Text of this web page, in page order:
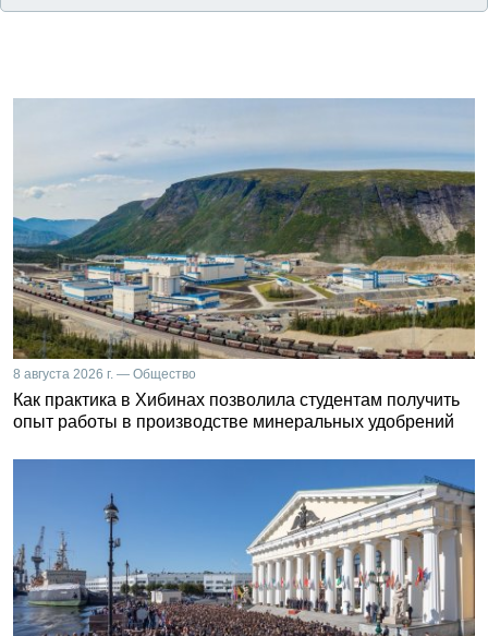
8 августа 2026 г. — Общество
Как практика в Хибинах позволила студентам получить
опыт работы в производстве минеральных удобрений